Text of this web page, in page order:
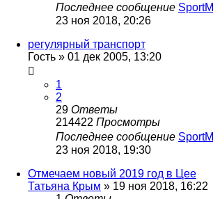
Последнее сообщение
23 ноя 2018, 20:26
регулярный транспорт
Гость » 01 дек 2005, 13:20
1
2
29 Ответы
214422 Просмотры
Последнее сообщение
23 ноя 2018, 19:30
Отмечаем новый 2019 год в Цее
Татьяна Крым » 19 ноя 2018, 16:22